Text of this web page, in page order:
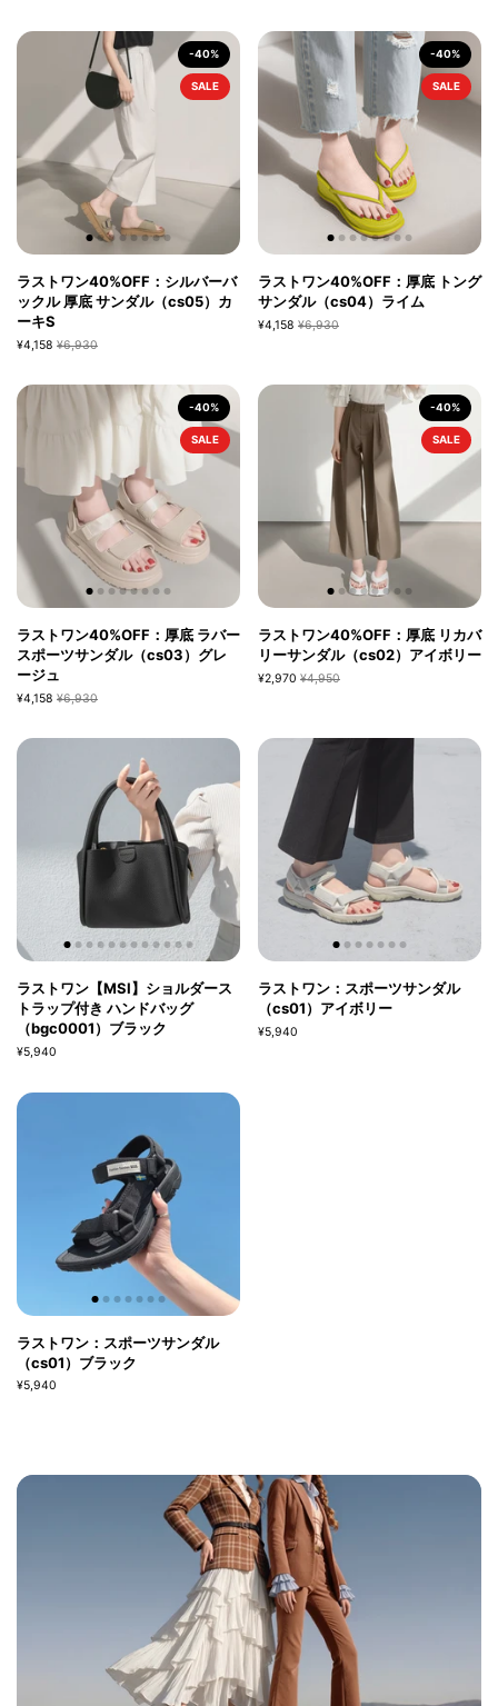
ラストワン40%OFF：シルバーバ
ックル 厚底 サンダル（cs05）カ
ーキS
¥4,158 ¥6,930
-40%
SALE
ラストワン40%OFF：厚底 トング
サンダル（cs04）ライム
¥4,158 ¥6,930
-40%
SALE
ラストワン40%OFF：厚底 ラバー
スポーツサンダル（cs03）グレ
ージュ
¥4,158 ¥6,930
-40%
SALE
ラストワン40%OFF：厚底 リカバ
リーサンダル（cs02）アイボリー
¥2,970 ¥4,950
-40%
SALE
ラストワン【MSI】ショルダース
トラップ付き ハンドバッグ
（bgc0001）ブラック
¥5,940
ラストワン：スポーツサンダル
（cs01）アイボリー
¥5,940
ラストワン：スポーツサンダル
（cs01）ブラック
¥5,940